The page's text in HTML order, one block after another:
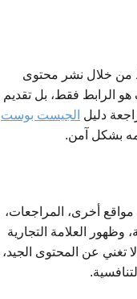
من خلال نشر محتوى
الرابط فقط، بل تقديم
دليل الجيست بوست
بشكل آمن.
أخرى، المراجعات،
وظهور العلامة التجارية
تغني عن المحتوى الجيد،